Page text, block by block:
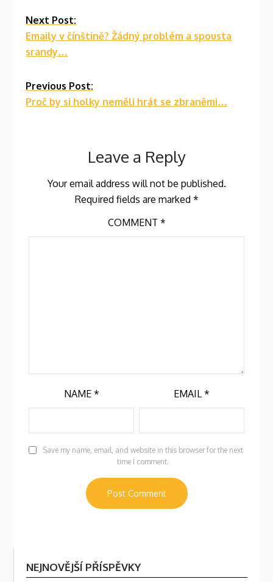
Continue
Reading
Next Post:
Emaily v čínštině? Žádný problém a spousta
srandy…
Previous Post:
Proč by si holky neměli hrát se zbraněmi…
Leave a Reply
Your email address will not be published.
Required fields are marked *
COMMENT *
NAME * EMAIL *
Save my name, email, and website in this browser for the next
time I comment.
NEJNOVĚJŠÍ PŘÍSPĚVKY